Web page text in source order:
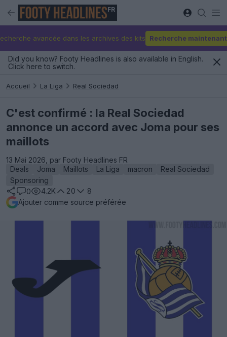
FR
avancée dans les archives des kits Recherche maintenant
Did you know? Footy Headlines is also available in English.
Click here to switch.
Accueil La Liga Real Sociedad
C'est confirmé : la Real Sociedad
annonce un accord avec Joma pour ses
maillots
13 Mai 2026, par Footy Headlines FR
Deals
Joma Maillots La Liga macron
Real Sociedad
Sponsoring
0
4.2K 20
8
Ajouter comme source préférée